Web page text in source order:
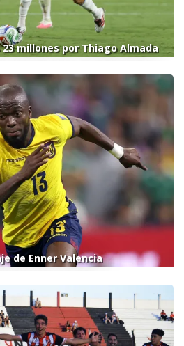
23 millones por Thiago Almada
de Enner Valencia